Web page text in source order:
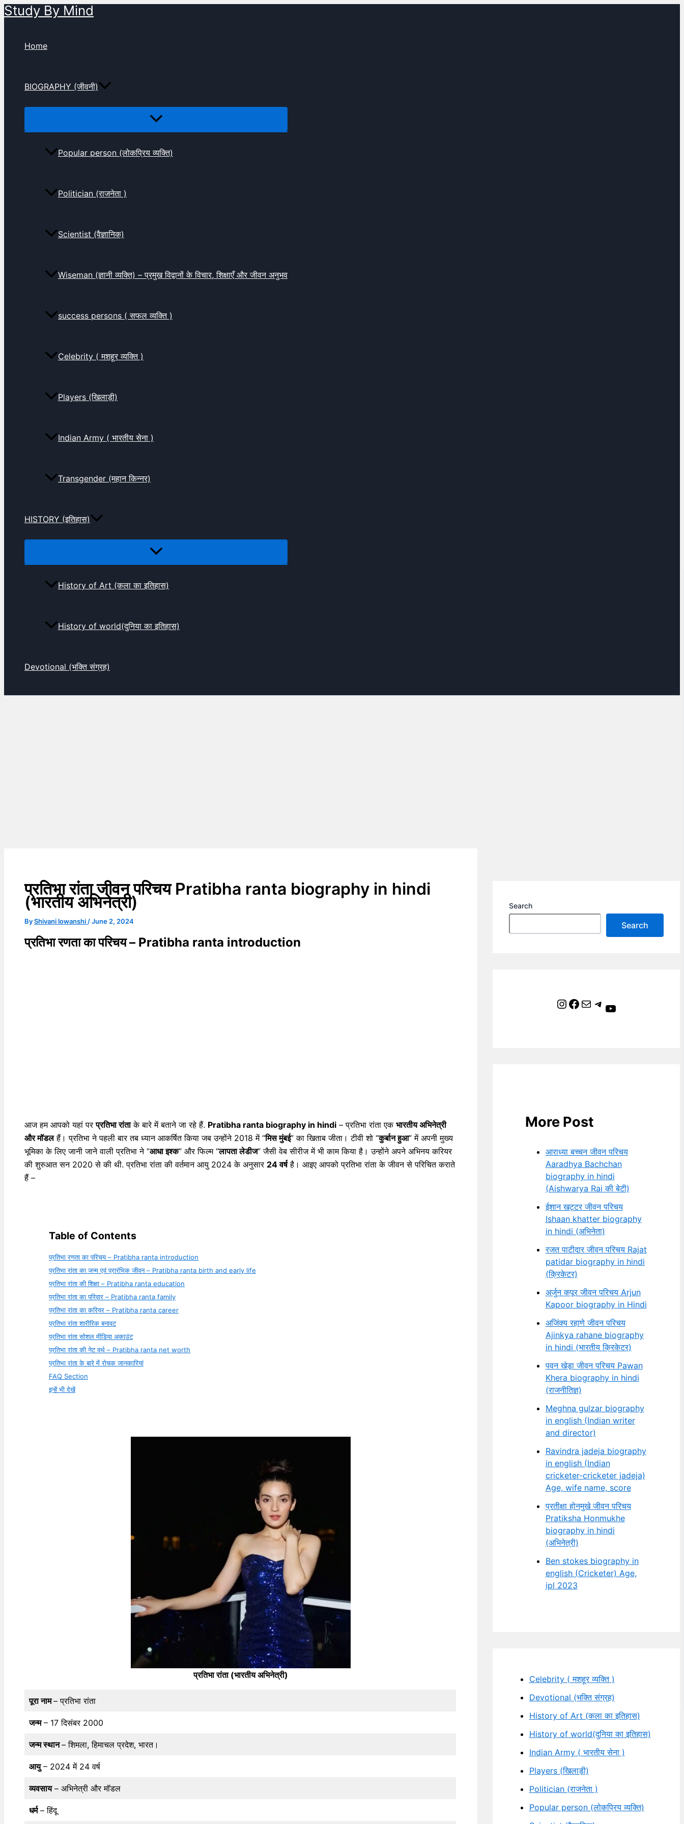
Skip
Study By Mind
Home
BIOGRAPHY (जीवनी)
Popular person (लोकप्रिय व्यक्ति)
Politician (राजनेता )
Scientist (वैज्ञानिक)
Wiseman (ज्ञानी व्यक्ति) – प्रमुख विद्वानों के विचार, शिक्षाएँ और जीवन अनुभव
success persons ( सफल व्यक्ति )
Celebrity ( मशहूर व्यक्ति )
Players (खिलाड़ी)
Indian Army ( भारतीय सेना )
Transgender (महान किन्नर)
HISTORY (इतिहास)
History of Art (कला का इतिहास)
History of world(दुनिया का इतिहास)
Devotional (भक्ति संग्रह)
प्रतिभा रांता जीवन परिचय Pratibha ranta biography in hindi
(भारतीय अभिनेत्री)
ByShivani lowanshi /June 2, 2024
प्रतिभा रणता का परिचय – Pratibha ranta introduction
आज हम आपको यहां परप्रतिभा रांताके बारे में बताने जा रहे हैं. Pratibha ranta biography in hindi – प्रतिभा रांता एक भारतीय अभिनेत्री
और मॉडलहैं। प्रतिभा ने पहली बार तब ध्यान आकर्षित किया जब उन्होंने 2018 में “मिस मुंबई” का खिताब जीता। टीवी शो “कुर्बान हुआ” में अपनी मुख्य
भूमिका के लिए जानी जाने वाली प्रतिभा ने “आधा इश्क” और फिल्म “लापता लेडीज” जैसी वेब सीरीज में भी काम किया है। उन्होंने अपने अभिनय करियर
की शुरुआत सन 2020 से की थी. प्रतिभा रांता की वर्तमान आयु 2024 के अनुसार 24 वर्षहै। आइए आपको प्रतिभा रांता के जीवन से परिचित कराते
हैं –
Table of Contents
प्रतिभा रणता का परिचय – Pratibha ranta introduction
प्रतिभा रांता का जन्म एवं प्रारंभिक जीवन – Pratibha ranta birth and early life
प्रतिभा रांता की शिक्षा – Pratibha ranta education
प्रतिभा रांता का परिवार – Pratibha ranta family
प्रतिभा रांता का करियर – Pratibha ranta career
प्रतिभा रांता शारीरिक बनावट
प्रतिभा रांता सोशल मीडिया अकाउंट
प्रतिभा रांता की नेट वर्थ – Pratibha ranta net worth
प्रतिभा रांता के बारे में रोचक जानकारियां
FAQ Section
इन्हें भी देखें
प्रतिभा रांता (भारतीय अभिनेत्री)
पूरा नाम– प्रतिभा रांता
जन्म– 17 दिसंबर 2000
जन्म स्थान– शिमला, हिमाचल प्रदेश, भारत।
आयु– 2024 में 24 वर्ष
व्यवसाय– अभिनेत्री और मॉडल
धर्म– हिंदू
Search
Search
Instagram Facebook Mail Telegram YouTube
More Post
आराध्या बच्चन जीवन परिचय
Aaradhya Bachchan
biography in hindi
(Aishwarya Rai की बेटी)
ईशान खट्टर जीवन परिचय
Ishaan khatter biography
in hindi (अभिनेता)
रजत पाटीदार जीवन परिचय Rajat
patidar biography in hindi
(क्रिकेटर)
अर्जुन कपूर जीवन परिचय Arjun
Kapoor biography in Hindi
अजिंक्य रहाणे जीवन परिचय
Ajinkya rahane biography
in hindi (भारतीय क्रिकेटर)
पवन खेड़ा जीवन परिचय Pawan
Khera biography in hindi
(राजनीतिज्ञ)
Meghna gulzar biography
in english (Indian writer
and director)
Ravindra jadeja biography
in english (Indian
cricketer-cricketer jadeja)
Age, wife name, score
प्रतीक्षा होनमुखे जीवन परिचय
Pratiksha Honmukhe
biography in hindi
(अभिनेत्री)
Ben stokes biography in
english (Cricketer) Age,
ipl 2023
Celebrity ( मशहूर व्यक्ति )
Devotional (भक्ति संग्रह)
History of Art (कला का इतिहास)
History of world(दुनिया का इतिहास)
Indian Army ( भारतीय सेना )
Players (खिलाड़ी)
Politician (राजनेता )
Popular person (लोकप्रिय व्यक्ति)